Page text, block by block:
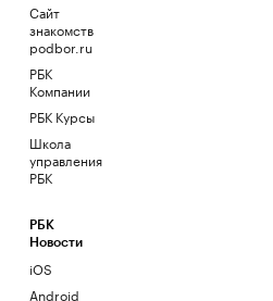
Сайт
знакомств
podbor.ru
РБК
Компании
РБК Курсы
Школа
управления
РБК
РБК
Новости
iOS
Android